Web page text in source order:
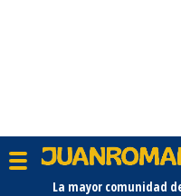
La mayor comunidad